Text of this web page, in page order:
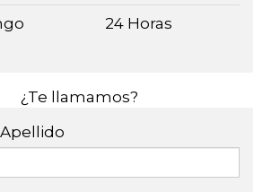
24 Horas
¿Te llamamos?